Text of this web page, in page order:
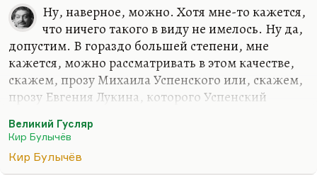
Ну, наверное, можно. Хотя мне-то кажется,
что ничего такого в виду не имелось. Ну да,
допустим. В гораздо большей степени, мне
кажется, можно рассматривать в этом качестве,
скажем, прозу Михаила Успенского или, скажем,
прозу Евгения Лукина, которого Успенский
провинциальным гением, гением
провинциализма (в самом высшем смысле). Что
касается Булычёва, то вот из его сочинений, мне
Великий Гусляр
Кир Булычёв
Кир Булычёв